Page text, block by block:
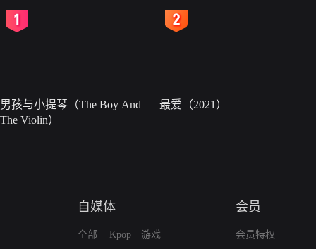
男孩与小提琴（The Boy And
The Violin）
最爱（2021）
自媒体
全部
Kpop
游戏
会员
会员特权